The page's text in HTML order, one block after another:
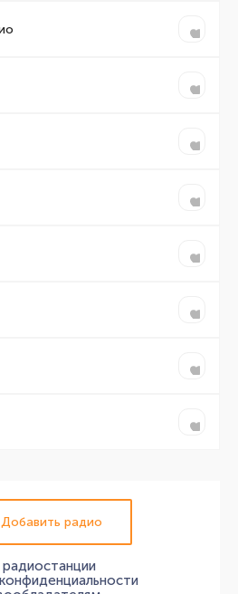
Добавить радио